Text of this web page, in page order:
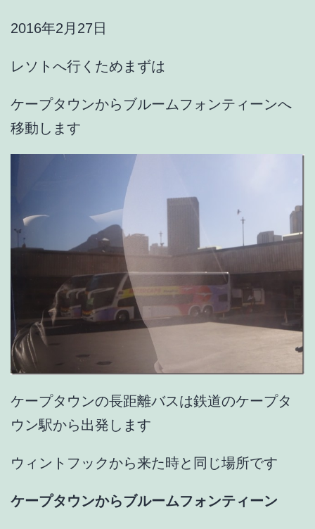
2016年2月27日
レソトへ行くためまずは
ケープタウンからブルームフォンティーンへ
移動します
ケープタウンの長距離バスは鉄道のケープタ
ウン駅から出発します
ウィントフックから来た時と同じ場所です
ケープタウンからブルームフォンティーン